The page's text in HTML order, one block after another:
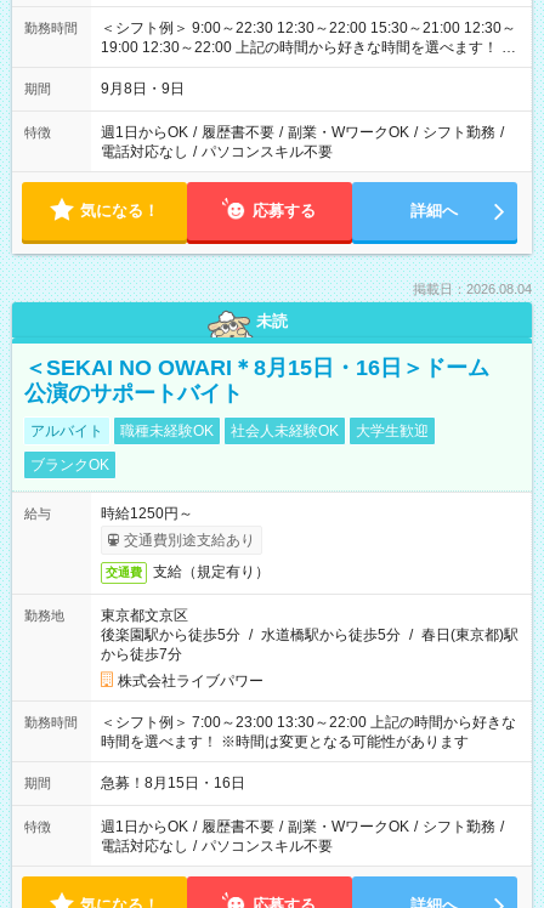
勤務時間
＜シフト例＞ 9:00～22:30 12:30～22:00 15:30～21:00 12:30～
19:00 12:30～22:00 上記の時間から好きな時間を選べます！ ※
時間は変更となる可能性があります
期間 9月8日・9日
特徴 週1日からOK / 履歴書不要 / 副業・WワークOK / シフト勤務 /
電話対応なし / パソコンスキル不要
気になる！ 応募する 詳細へ
掲載日：2026.08.04
未読
＜SEKAI NO OWARI＊8月15日・16日＞ドーム
公演のサポートバイト
アルバイト 職種未経験OK 社会人未経験OK
大学生歓迎
ブランクOK
給与
時給1250円～
交通費別途支給あり
交通費 支給（規定有り）
勤務地
東京都文京区
後楽園駅から徒歩5分 / 水道橋駅から徒歩5分 / 春日(東京都)駅
から徒歩7分
株式会社ライブパワー
勤務時間
＜シフト例＞ 7:00～23:00 13:30～22:00 上記の時間から好きな
時間を選べます！ ※時間は変更となる可能性があります
期間 急募！8月15日・16日
特徴 週1日からOK / 履歴書不要 / 副業・WワークOK / シフト勤務 /
電話対応なし / パソコンスキル不要